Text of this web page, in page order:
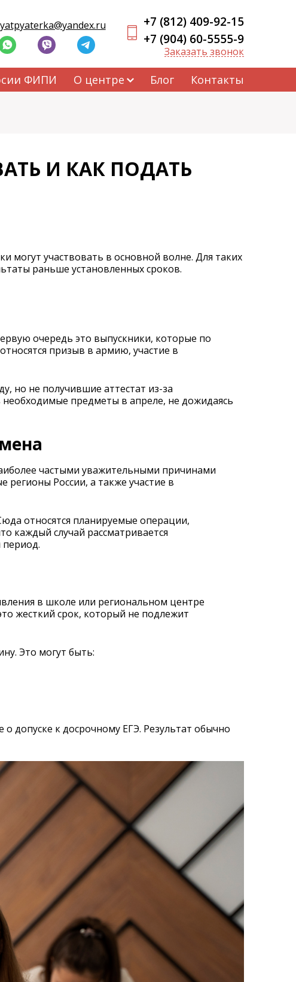
+7 (812) 409-92-15
+7 (904) 60-5555-9
Заказать звонок
ФИПИ О центре Блог Контакты
И КАК ПОДАТЬ
могут участвовать в основной волне. Для таких
раньше установленных сроков.
очередь это выпускники, которые по
призыв в армию, участие в
но не получившие аттестат из-за
необходимые предметы в апреле, не дожидаясь
частыми уважительными причинами
России, а также участие в
относятся планируемые операции,
каждый случай рассматривается
в школе или региональном центре
жесткий срок, который не подлежит
Это могут быть:
допуске к досрочному ЕГЭ. Результат обычно